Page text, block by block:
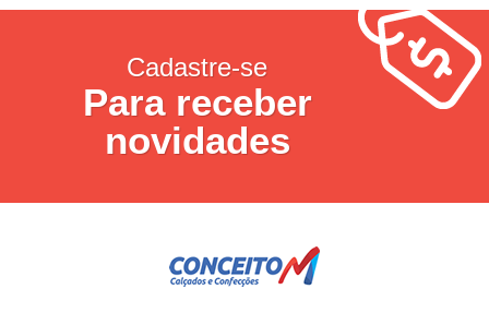
Cadastre-se
Para receber
novidades